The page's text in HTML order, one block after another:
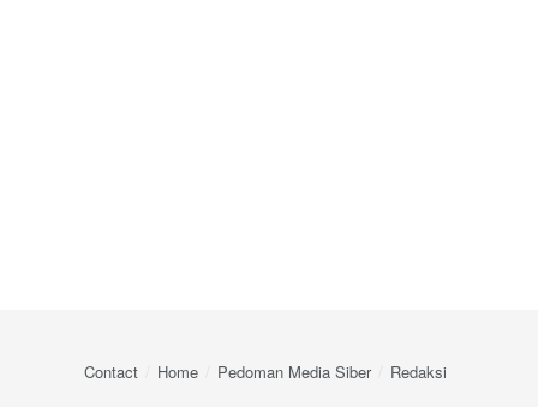
Contact Home Pedoman Media Siber Redaksi